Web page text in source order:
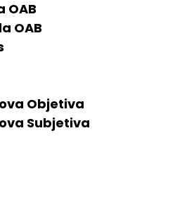
OAB
OAB
Objetiva
Subjetiva